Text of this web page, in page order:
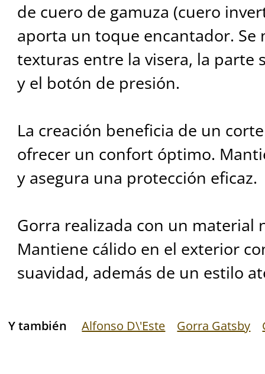
de cuero de gamuza (cuero
aporta un toque encantador. Se
texturas entre la visera, la parte
y el botón de presión.
La creación beneficia de un
ofrecer un confort óptimo.
y asegura una protección eficaz.
Gorra realizada con un material
Mantiene cálido en el exterior
suavidad, además de un estilo
Y también Alfonso D\'Este Gorra Gatsby